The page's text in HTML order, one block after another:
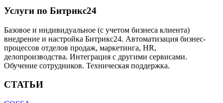
Услуги по Битрикс24
Базовое и индивидуальное (с учетом бизнеса клиента)
внедрение и настройка Битрикс24. Автоматизация бизнес-
процессов отделов продаж, маркетинга, HR,
делопроизводства. Интеграция с другими сервисами.
Обучение сотрудников. Техническая поддержка.
СТАТЬИ